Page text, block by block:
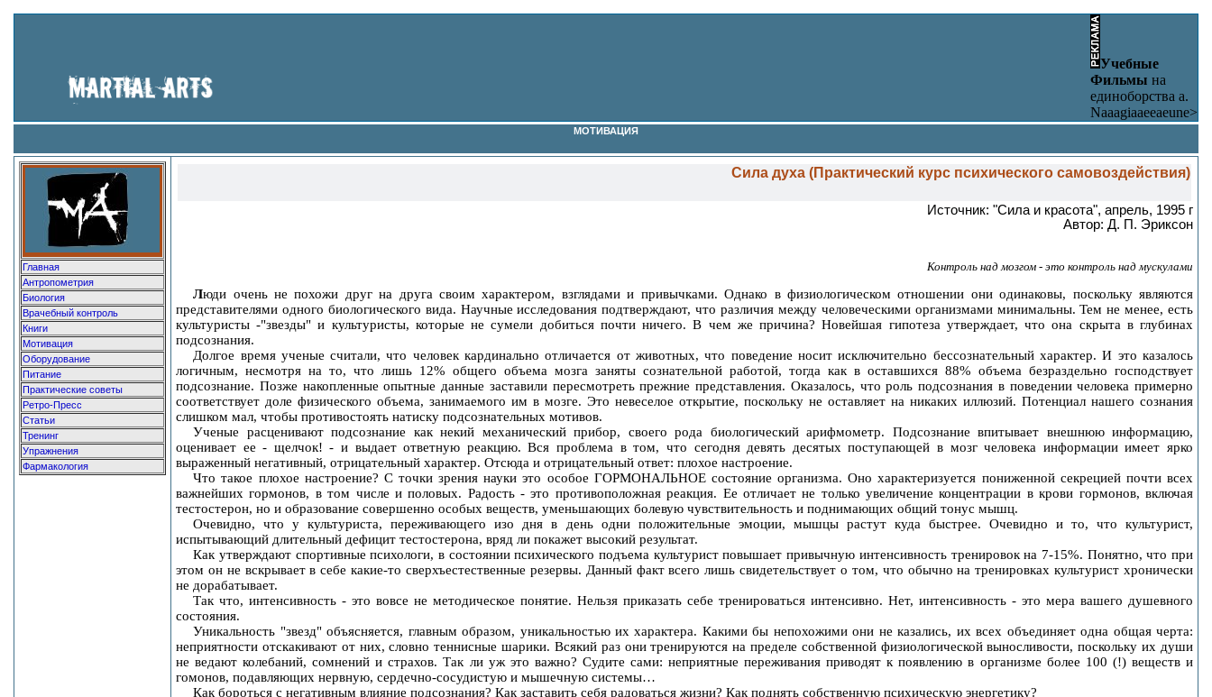
Учебные
Фильмы на
единоборства a.
Naaagiaaeeaeune>
МОТИВАЦИЯ
Главная
Антропометрия
Биология
Врачебный контроль
Книги
Мотивация
Оборудование
Питание
Практические советы
Ретро-Пресс
Статьи
Тренинг
Упражнения
Фармакология
Сила духа (Практический курс психического самовоздействия)
Источник: "Сила и красота", апрель, 1995 г
Автор: Д. П. Эриксон
Контроль над мозгом - это контроль над мускулами
Люди очень не похожи друг на друга своим характером, взглядами и привычками. Однако в физиологическом отношении они одинаковы, поскольку являются
представителями одного биологического вида. Научные исследования подтверждают, что различия между человеческими организмами минимальны. Тем не менее, есть
культуристы -"звезды" и культуристы, которые не сумели добиться почти ничего. В чем же причина? Новейшая гипотеза утверждает, что она скрыта в глубинах
подсознания.
Долгое время ученые считали, что человек кардинально отличается от животных, что поведение носит исключительно бессознательный характер. И это казалось
логичным, несмотря на то, что лишь 12% общего объема мозга заняты сознательной работой, тогда как в оставшихся 88% объема безраздельно господствует
подсознание. Позже накопленные опытные данные заставили пересмотреть прежние представления. Оказалось, что роль подсознания в поведении человека примерно
соответствует доле физического объема, занимаемого им в мозге. Это невеселое открытие, поскольку не оставляет на никаких иллюзий. Потенциал нашего сознания
слишком мал, чтобы противостоять натиску подсознательных мотивов.
Ученые расценивают подсознание как некий механический прибор, своего рода биологический арифмометр. Подсознание впитывает внешнюю информацию,
оценивает ее - щелчок! - и выдает ответную реакцию. Вся проблема в том, что сегодня девять десятых поступающей в мозг человека информации имеет ярко
выраженный негативный, отрицательный характер. Отсюда и отрицательный ответ: плохое настроение.
Что такое плохое настроение? С точки зрения науки это особое ГОРМОНАЛЬНОЕ состояние организма. Оно характеризуется пониженной секрецией почти всех
важнейших гормонов, в том числе и половых. Радость - это противоположная реакция. Ее отличает не только увеличение концентрации в крови гормонов, включая
тестостерон, но и образование совершенно особых веществ, уменьшающих болевую чувствительность и поднимающих общий тонус мышц.
Очевидно, что у культуриста, переживающего изо дня в день одни положительные эмоции, мышцы растут куда быстрее. Очевидно и то, что культурист,
испытывающий длительный дефицит тестостерона, вряд ли покажет высокий результат.
Как утверждают спортивные психологи, в состоянии психического подъема культурист повышает привычную интенсивность тренировок на 7-15%. Понятно, что при
этом он не вскрывает в себе какие-то сверхъестественные резервы. Данный факт всего лишь свидетельствует о том, что обычно на тренировках культурист хронически
не дорабатывает.
Так что, интенсивность - это вовсе не методическое понятие. Нельзя приказать себе тренироваться интенсивно. Нет, интенсивность - это мера вашего душевного
состояния.
Уникальность "звезд" объясняется, главным образом, уникальностью их характера. Какими бы непохожими они не казались, их всех объединяет одна общая черта:
неприятности отскакивают от них, словно теннисные шарики. Всякий раз они тренируются на пределе собственной физиологической выносливости, поскольку их души
не ведают колебаний, сомнений и страхов. Так ли уж это важно? Судите сами: неприятные переживания приводят к появлению в организме более 100 (!) веществ и
гомонов, подавляющих нервную, сердечно-сосудистую и мышечную системы…
Как бороться с негативным влияние подсознания? Как заставить себя радоваться жизни? Как поднять собственную психическую энергетику?